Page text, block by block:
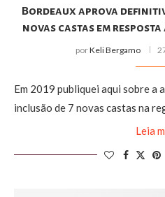
Bordeaux aprova
novas castas em
porKeli Bergamo
Em 2019 publiquei aqui sobre a
inclusão de 7 novas castas na
Leia